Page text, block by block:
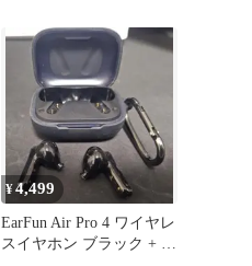
¥4,499
EarFun Air Pro 4 ワイヤレ
スイヤホン ブラック + カ